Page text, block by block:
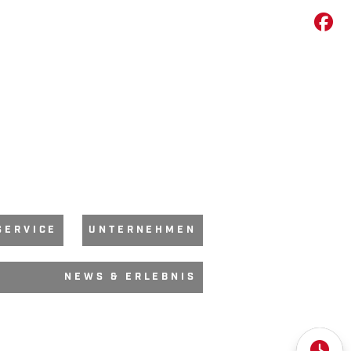
UNTERNEHMEN
NEWS & ERLEBNIS